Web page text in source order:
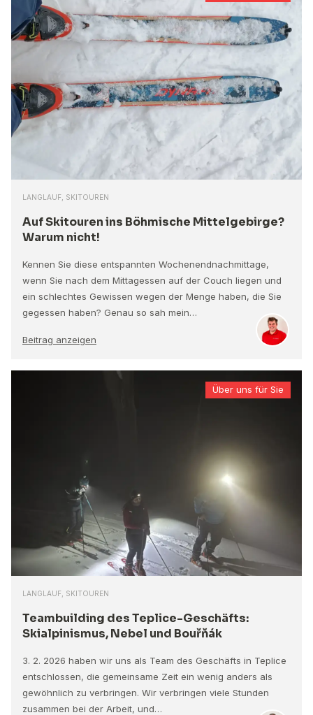
LANGLAUF, SKITOUREN
Auf Skitouren ins Böhmische Mittelgebirge?
Warum nicht!
Kennen Sie diese entspannten Wochenendnachmittage,
wenn Sie nach dem Mittagessen auf der Couch liegen und
ein schlechtes Gewissen wegen der Menge haben, die Sie
gegessen haben? Genau so sah mein…
Beitrag anzeigen
Über uns für Sie
LANGLAUF, SKITOUREN
Teambuilding des Teplice-Geschäfts:
Skialpinismus, Nebel und Bouřňák
3. 2. 2026 haben wir uns als Team des Geschäfts in Teplice
entschlossen, die gemeinsame Zeit ein wenig anders als
gewöhnlich zu verbringen. Wir verbringen viele Stunden
zusammen bei der Arbeit, und…